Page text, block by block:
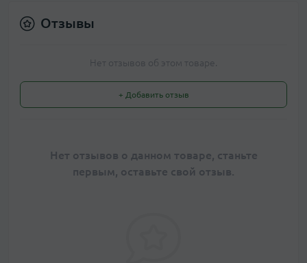
Отзывы
Нет отзывов об этом товаре.
+ Добавить отзыв
Нет отзывов о данном товаре, станьте
первым, оставьте свой отзыв.